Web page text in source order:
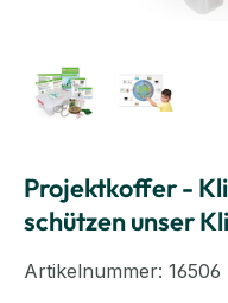
Projektkoffer -
schützen unser
Artikelnummer: 16506